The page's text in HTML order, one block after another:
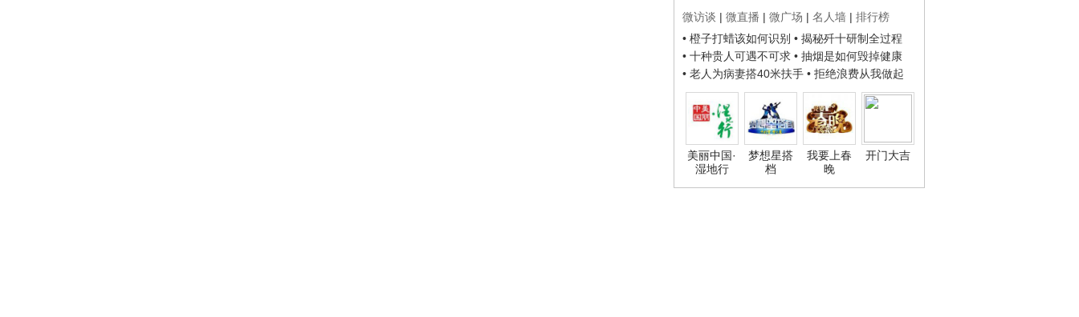
微访谈 | 微直播 | 微广场 | 名人墙 | 排行榜
• 橙子打蜡该如何识别 • 揭秘歼十研制全过程
• 十种贵人可遇不可求 • 抽烟是如何毁掉健康
• 老人为病妻搭40米扶手 • 拒绝浪费从我做起
美丽中国·
湿地行
梦想星搭
档
我要上春
晚
开门大吉